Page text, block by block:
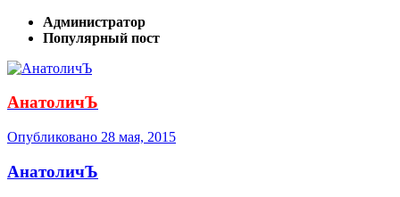
Администратор
Популярный пост
АнатоличЪ
Опубликовано 28 мая, 2015
АнатоличЪ